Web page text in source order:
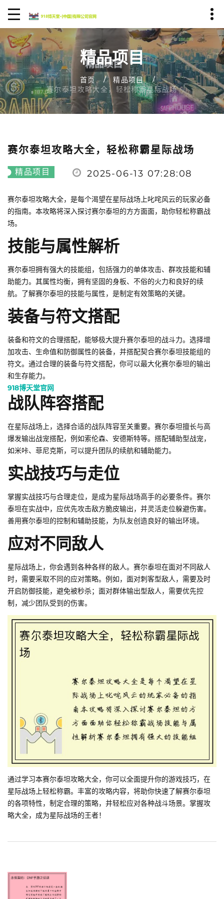
精品项目
首页
精品项目
赛尔泰坦攻略大全，轻松称霸星际战场
赛尔泰坦攻略大全，轻松称霸星际战场
精品项目 2025-06-13 07:28:08
赛尔泰坦攻略大全，是每个渴望在星际战场上叱咤风云的玩家必备
的指南。本攻略将深入探讨赛尔泰坦的方方面面，助你轻松称霸战
场。
技能与属性解析
赛尔泰坦拥有强大的技能组，包括强力的单体攻击、群攻技能和辅
助能力。其属性均衡，拥有坚固的身板、不俗的火力和良好的续
航。了解赛尔泰坦的技能与属性，是制定有效策略的关键。
装备与符文搭配
装备和符文的合理搭配，能够极大提升赛尔泰坦的战斗力。选择增
加攻击、生命值和防御属性的装备，并搭配契合赛尔泰坦技能组的
符文。通过合理的装备与符文搭配，你可以最大化赛尔泰坦的输出
和生存能力。
918博天堂官网
战队阵容搭配
在星际战场上，选择合适的战队阵容至关重要。赛尔泰坦擅长与高
爆发输出战宠搭配，例如索伦森、安德斯特等。搭配辅助型战宠，
如米咔、菲尼克斯，可以提升团队的续航和辅助能力。
实战技巧与走位
掌握实战技巧与合理走位，是成为星际战场高手的必要条件。赛尔
泰坦在实战中，应优先攻击敌方脆皮输出，并灵活走位躲避伤害。
善用赛尔泰坦的控制和辅助技能，为队友创造良好的输出环境。
应对不同敌人
星际战场上，你会遇到各种各样的敌人。赛尔泰坦在面对不同敌人
时，需要采取不同的应对策略。例如，面对刺客型敌人，需要及时
开启防御技能，避免被秒杀；面对群体输出型敌人，需要优先控
制，减少团队受到的伤害。
通过学习本赛尔泰坦攻略大全，你可以全面提升你的游戏技巧，在
星际战场上轻松称霸。丰富的攻略内容，将助你快速了解赛尔泰坦
的各项特性，制定合理的策略，并轻松应对各种战斗场景。掌握攻
略大全，成为星际战场的王者！